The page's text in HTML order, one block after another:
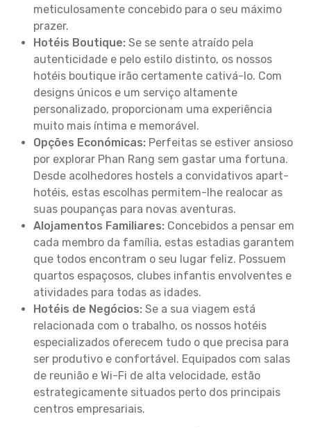
meticulosamente concebido para o seu máximo
prazer.
Hotéis Boutique: Se se sente atraído pela
autenticidade e pelo estilo distinto, os nossos
hotéis boutique irão certamente cativá-lo. Com
designs únicos e um serviço altamente
personalizado, proporcionam uma experiência
muito mais íntima e memorável.
Opções Económicas: Perfeitas se estiver ansioso
por explorar Phan Rang sem gastar uma fortuna.
Desde acolhedores hostels a convidativos apart-
hotéis, estas escolhas permitem-lhe realocar as
suas poupanças para novas aventuras.
Alojamentos Familiares: Concebidos a pensar em
cada membro da família, estas estadias garantem
que todos encontram o seu lugar feliz. Possuem
quartos espaçosos, clubes infantis envolventes e
atividades para todas as idades.
Hotéis de Negócios: Se a sua viagem está
relacionada com o trabalho, os nossos hotéis
especializados oferecem tudo o que precisa para
ser produtivo e confortável. Equipados com salas
de reunião e Wi-Fi de alta velocidade, estão
estrategicamente situados perto dos principais
centros empresariais.